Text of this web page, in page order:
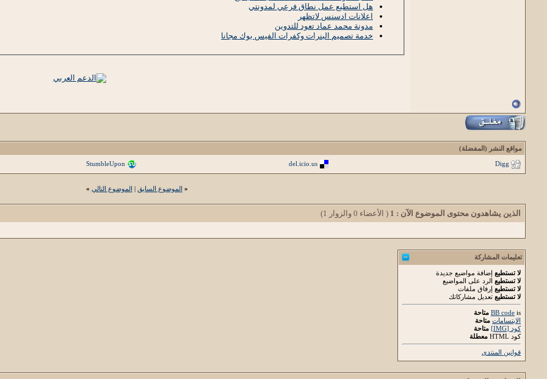
هل استطيع عمل نطاق فرعي لمدونتي
اعلانات ادسنس لاتظهر
مدونة محمد عماد تعود للتدوين
خدمة تصميم البنرات وكفرات الفيس بوك مجانا
مواقع النشر (المفضلة)
Digg
del.icio.us
StumbleUpon
« الموضوع السابق | الموضوع التالي »
الذين يشاهدون محتوى الموضوع الآن : 1 ( الأعضاء 0 والزوار 1)
تعليمات المشاركة
لا تستطيع إضافة مواضيع جديدة
لا تستطيع الرد على المواضيع
لا تستطيع إرفاق ملفات
لا تستطيع تعديل مشاركاتك
BB code is
متاحة
الابتسامات متاحة
كود [IMG]
متاحة
كود HTML
معطلة
قوانين المنتدى